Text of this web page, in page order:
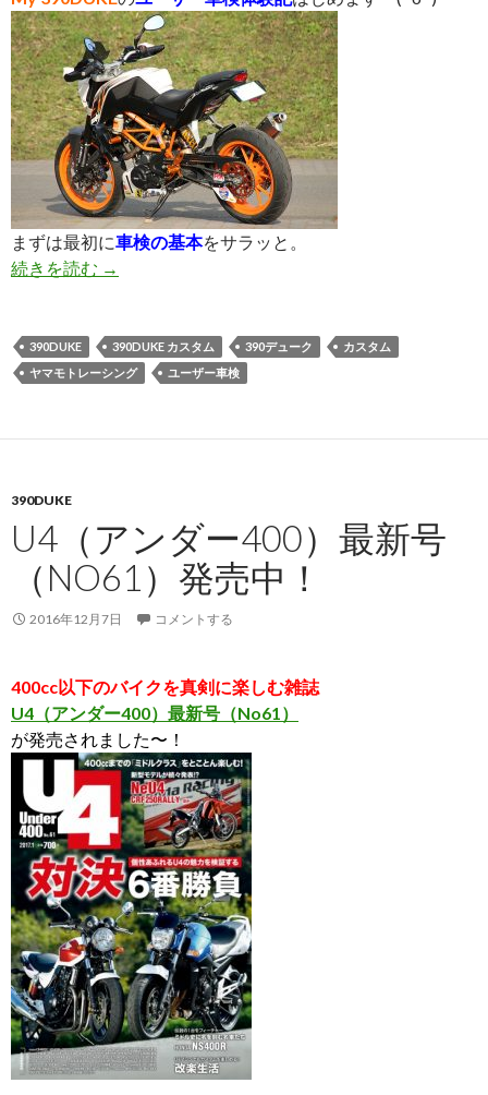
まずは最初に車検の基本をサラッと。
続きを読む ユーザー車検体験記＜基本編＞
→
390DUKE 390DUKE カスタム 390デューク
カスタム
ヤマモトレーシング
ユーザー車検
390DUKE
U4（アンダー400）最新号
（NO61）発売中！
2016年12月7日 コメントする
400cc以下のバイクを真剣に楽しむ雑誌
U4（アンダー400）最新号（No61）
が発売されました〜 ！